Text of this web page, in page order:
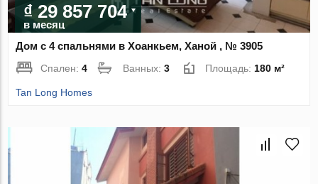
₫ 29 857 704
в месяц
Дом с 4 спальнями в Хоанкьем, Ханой , № 3905
Спален:4 Ванных:3 Площадь: 180 м²
Tan Long Homes